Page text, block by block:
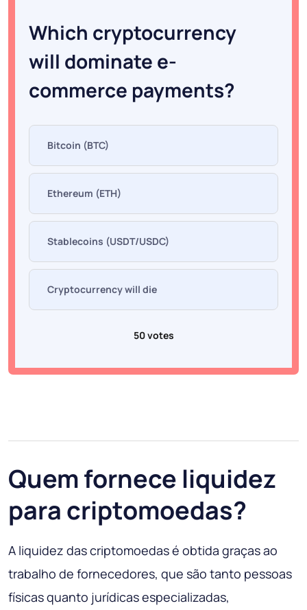
Which cryptocurrency
will dominate e-
commerce payments?
Bitcoin (BTC)
Ethereum (ETH)
Stablecoins (USDT/USDC)
Cryptocurrency will die
50 votes
Quem fornece liquidez
para criptomoedas?
A liquidez das criptomoedas é obtida graças ao
trabalho de fornecedores, que são tanto pessoas
físicas quanto jurídicas especializadas,